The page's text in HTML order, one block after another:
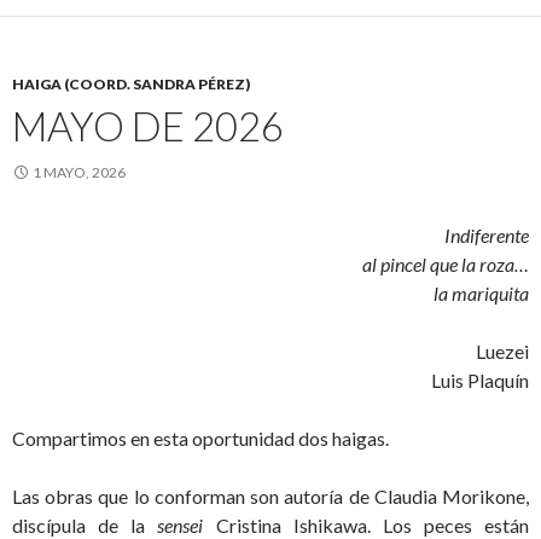
HAIGA (COORD. SANDRA PÉREZ)
MAYO DE 2026
1 MAYO, 2026
Indiferente
al pincel que la roza…
la mariquita
Luezei
Luis Plaquín
Compartimos en esta oportunidad dos haigas.
Las obras que lo conforman son autoría de Claudia Morikone,
discípula de lasensei Cristina Ishikawa. Los peces están